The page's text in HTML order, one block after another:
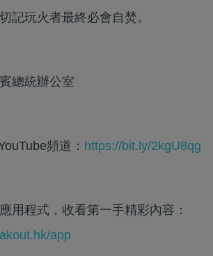
記玩火者最終必會自焚。
總統辦公室
頻道： https://bit.ly/2kgU8qg
用程式，收看第一手精彩內容：
app